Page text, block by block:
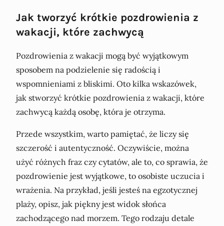
Jak tworzyć krótkie pozdrowienia z
wakacji, które zachwycą
Pozdrowienia z wakacji mogą być wyjątkowym
sposobem na podzielenie się radością i
wspomnieniami z bliskimi. Oto kilka wskazówek,
jak stworzyć krótkie pozdrowienia z wakacji, które
zachwycą każdą osobę, która je otrzyma.
Przede wszystkim, warto pamiętać, że liczy się
szczerość i autentyczność. Oczywiście, można
użyć różnych fraz czy cytatów, ale to, co sprawia, że
pozdrowienie jest wyjątkowe, to osobiste uczucia i
wrażenia. Na przykład, jeśli jesteś na egzotycznej
plaży, opisz, jak piękny jest widok słońca
zachodzącego nad morzem. Tego rodzaju detale